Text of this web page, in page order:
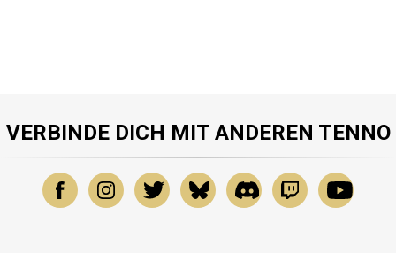
VERBINDE DICH MIT ANDEREN TENNO